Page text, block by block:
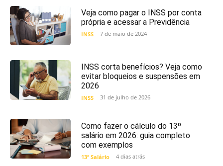
Veja como pagar o INSS por conta
própria e acessar a Previdência
INSS 7 de maio de 2024
INSS corta benefícios? Veja como
evitar bloqueios e suspensões em
2026
INSS 31 de julho de 2026
Como fazer o cálculo do 13º
salário em 2026: guia completo
com exemplos
13º Salário 4 dias atrás